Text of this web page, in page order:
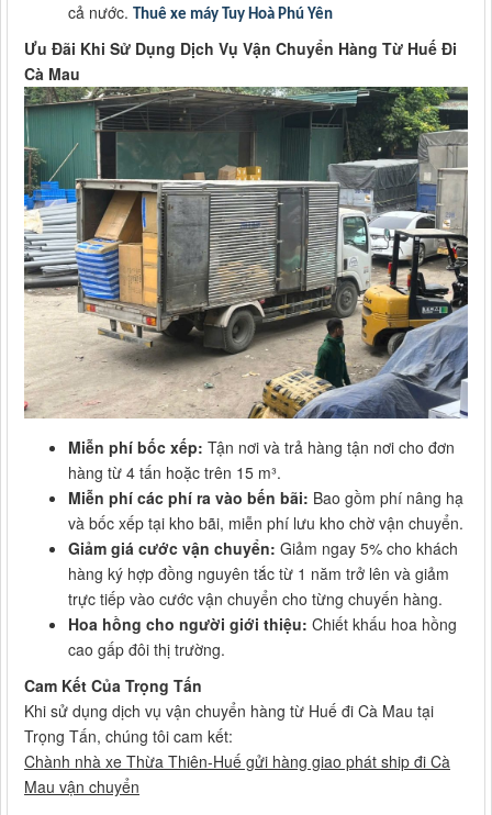
cả nước. Thuê xe máy Tuy Hoà Phú Yên
Ưu Đãi Khi Sử Dụng Dịch Vụ Vận Chuyển Hàng Từ Huế Đi
Cà Mau
Miễn phí bốc xếp: Tận nơi và trả hàng tận nơi cho đơn
hàng từ 4 tấn hoặc trên 15 m³.
Miễn phí các phí ra vào bến bãi: Bao gồm phí nâng hạ
và bốc xếp tại kho bãi, miễn phí lưu kho chờ vận chuyển.
Giảm giá cước vận chuyển: Giảm ngay 5% cho khách
hàng ký hợp đồng nguyên tắc từ 1 năm trở lên và giảm
trực tiếp vào cước vận chuyển cho từng chuyến hàng.
Hoa hồng cho người giới thiệu: Chiết khấu hoa hồng
cao gấp đôi thị trường.
Cam Kết Của Trọng Tấn
Khi sử dụng dịch vụ vận chuyển hàng từ Huế đi Cà Mau tại
Trọng Tấn, chúng tôi cam kết:
Chành nhà xe Thừa Thiên-Huế gửi hàng giao phát ship đi Cà
Mau vận chuyển